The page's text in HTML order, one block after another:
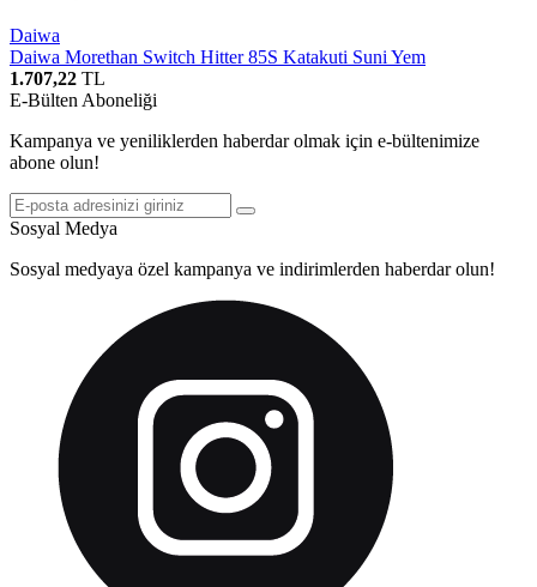
Daiwa
Daiwa Morethan Switch Hitter 85S Katakuti Suni Yem
1.707,22 TL
E-Bülten Aboneliği
Kampanya ve yeniliklerden haberdar olmak için e-bültenimize
abone olun!
Sosyal Medya
Sosyal medyaya özel kampanya ve indirimlerden haberdar olun!